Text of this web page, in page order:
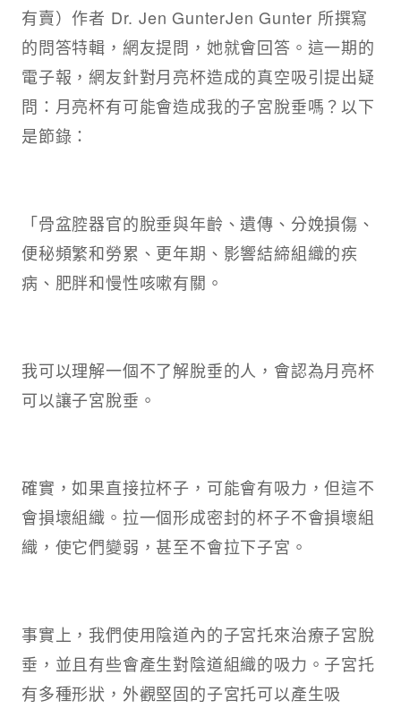
有賣）作者 Dr. Jen GunterJen Gunter 所撰寫
的問答特輯，網友提問，她就會回答。這一期的
電子報，網友針對月亮杯造成的真空吸引提出疑
問：月亮杯有可能會造成我的子宮脫垂嗎？以下
是節錄：
「骨盆腔器官的脫垂與年齡、遺傳、分娩損傷、
便秘頻繁和勞累、更年期、影響結締組織的疾
病、肥胖和慢性咳嗽有關。
我可以理解一個不了解脫垂的人，會認為月亮杯
可以讓子宮脫垂。
確實，如果直接拉杯子，可能會有吸力，但這不
會損壞組織。拉一個形成密封的杯子不會損壞組
織，使它們變弱，甚至不會拉下子宮。
事實上，我們使用陰道內的子宮托來治療子宮脫
垂，並且有些會產生對陰道組織的吸力。子宮托
有多種形狀，外觀堅固的子宮托可以產生吸